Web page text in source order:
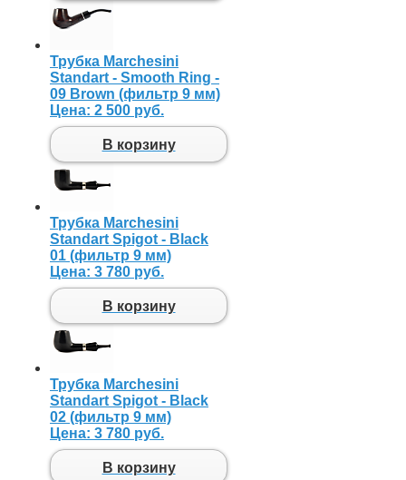
Трубка Marchesini
Standart - Smooth Ring -
09 Brown (фильтр 9 мм)
Цена: 2 500 руб.
В корзину
Трубка Marchesini
Standart Spigot - Black
01 (фильтр 9 мм)
Цена: 3 780 руб.
В корзину
Трубка Marchesini
Standart Spigot - Black
02 (фильтр 9 мм)
Цена: 3 780 руб.
В корзину